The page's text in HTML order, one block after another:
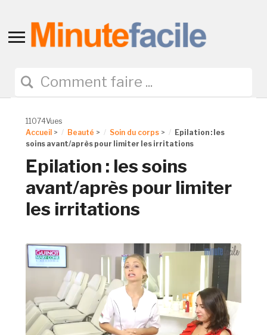
Toggle
navigation
11074Vues
Accueil > Beauté > Soin du corps >
Epilation : les
soins avant/après pour limiter les irritations
Epilation : les soins
avant/après pour limiter
les irritations